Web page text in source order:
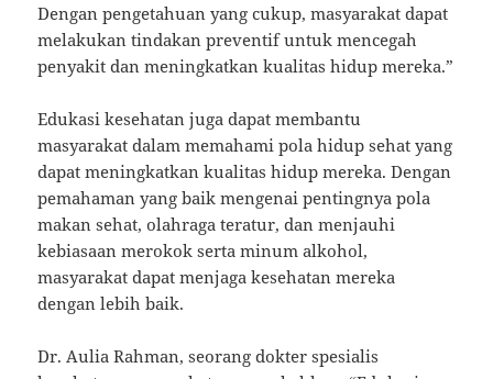
Dengan pengetahuan yang cukup, masyarakat dapat
melakukan tindakan preventif untuk mencegah
penyakit dan meningkatkan kualitas hidup mereka.”
Edukasi kesehatan juga dapat membantu
masyarakat dalam memahami pola hidup sehat yang
dapat meningkatkan kualitas hidup mereka. Dengan
pemahaman yang baik mengenai pentingnya pola
makan sehat, olahraga teratur, dan menjauhi
kebiasaan merokok serta minum alkohol,
masyarakat dapat menjaga kesehatan mereka
dengan lebih baik.
Dr. Aulia Rahman, seorang dokter spesialis